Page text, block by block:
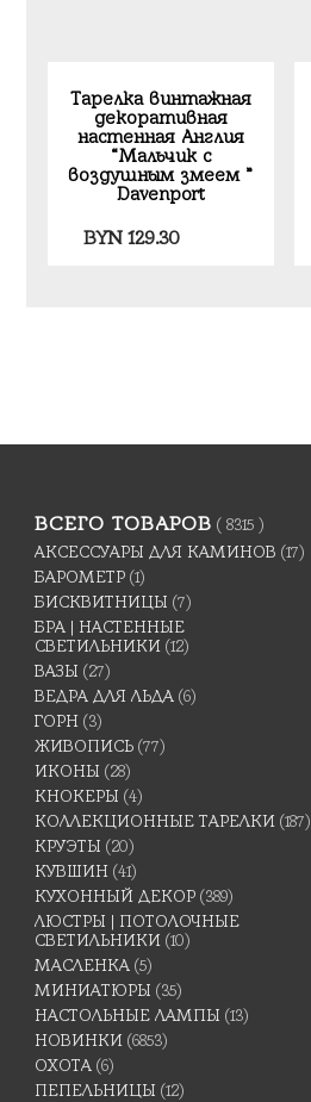
Тарелка винтажная
декоративная
настенная Англия
“Мальчик с
воздушным змеем ”
Davenport
BYN129.30
ВСЕГО ТОВАРОВ ( 8315 )
АКСЕССУАРЫ ДЛЯ КАМИНОВ (17)
БАРОМЕТР (1)
БИСКВИТНИЦЫ (7)
БРА | НАСТЕННЫЕ
СВЕТИЛЬНИКИ (12)
ВАЗЫ (27)
ВЕДРА ДЛЯ ЛЬДА (6)
ГОРН (3)
ЖИВОПИСЬ (77)
ИКОНЫ (28)
КНОКЕРЫ (4)
КОЛЛЕКЦИОННЫЕ ТАРЕЛКИ (187)
КРУЭТЫ (20)
КУВШИН (41)
КУХОННЫЙ ДЕКОР (389)
ЛЮСТРЫ | ПОТОЛОЧНЫЕ
СВЕТИЛЬНИКИ (10)
МАСЛЕНКА (5)
МИНИАТЮРЫ (35)
НАСТОЛЬНЫЕ ЛАМПЫ (13)
НОВИНКИ (6853)
ОХОТА (6)
ПЕПЕЛЬНИЦЫ (12)